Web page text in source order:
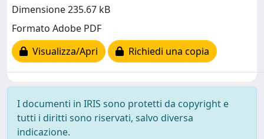
Dimensione 235.67 kB
Formato Adobe PDF
Visualizza/Apri
Richiedi una copia
I documenti in IRIS sono protetti da copyright e
tutti i diritti sono riservati, salvo diversa
indicazione.